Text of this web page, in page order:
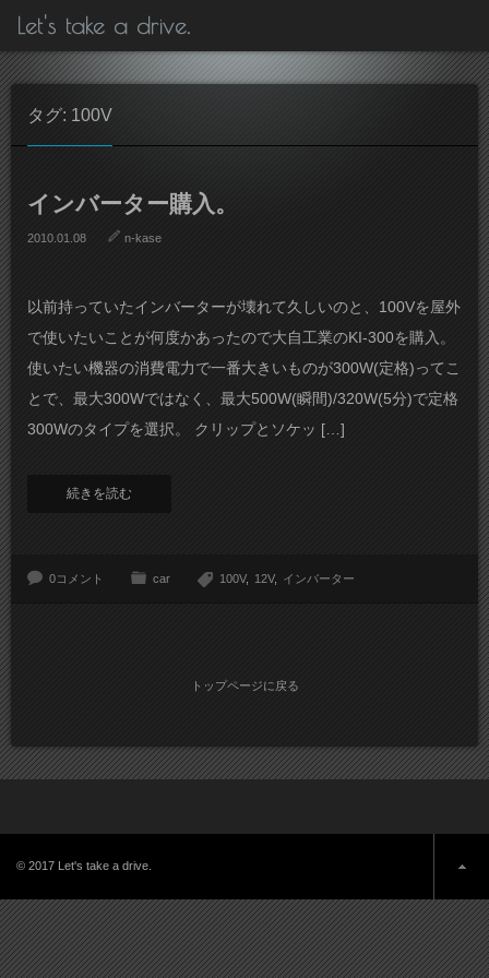
Let's take a drive.
タグ: 100V
インバーター購入。
2010.01.08 n-kase
以前持っていたインバーターが壊れて久しいのと、100Vを屋外
で使いたいことが何度かあったので大自工業のKI-300を購入。
使いたい機器の消費電力で一番大きいものが300W(定格)ってこ
とで、最大300Wではなく、最大500W(瞬間)/320W(5分)で定格
300Wのタイプを選択。 クリップとソケッ […]
続きを読む
0コメント car 100V 12V インバーター
トップページに戻る
© 2017 Let's take a drive.